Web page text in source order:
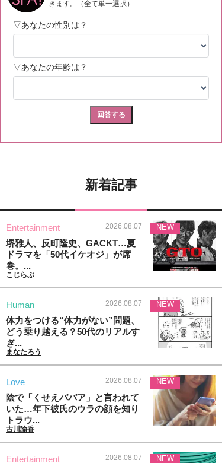
新着記事
Entertainment 2026.08.07
堺雅人、反町隆史、GACKT…夏
ドラマを「50代イケオジ」が席
巻。...
こじらぶ
NEW
Human 2026.08.07
体力をつける“体力がない”問題、
どう乗り越える？50代のリアルす
ぎ...
まなたろう
NEW
Love 2026.08.07
陰で「くせえババア」と言われて
いた…年下彼氏のウラの顔を知り
トラウ...
古川諭香
NEW
Entertainment 2026.08.07 NEW